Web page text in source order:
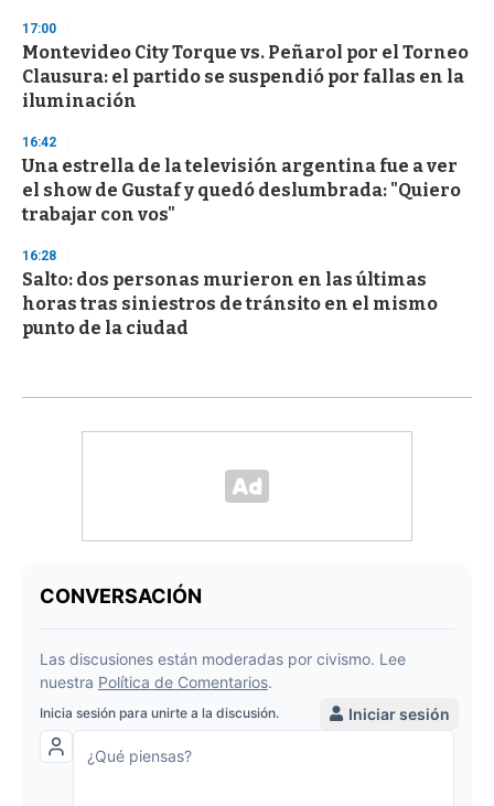
17:00
Montevideo City Torque vs. Peñarol por el Torneo
Clausura: el partido se suspendió por fallas en la
iluminación
16:42
Una estrella de la televisión argentina fue a ver
el show de Gustaf y quedó deslumbrada: "Quiero
trabajar con vos"
16:28
Salto: dos personas murieron en las últimas
horas tras siniestros de tránsito en el mismo
punto de la ciudad